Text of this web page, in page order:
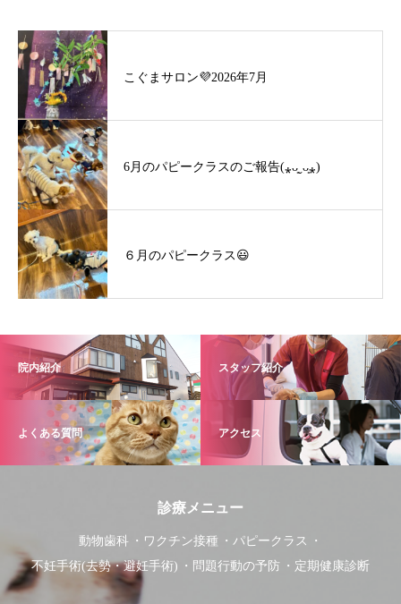
こぐまサロン💜2026年7月
6月のパピークラスのご報告(⁎ᴗ͈ˬᴗ͈⁎)
６月のパピークラス😃
院内紹介 スタッフ紹介
よくある質問 アクセス
診療メニュー
動物歯科 ワクチン接種
パピークラス
不妊手術(去勢・避妊手術)
問題行動の予防 定期健康診断